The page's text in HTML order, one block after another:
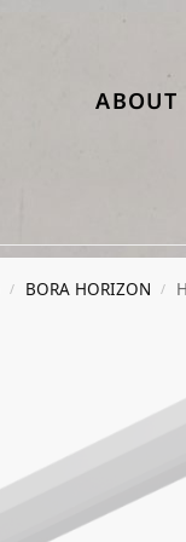
ABOUT
/ BORA HORIZON /